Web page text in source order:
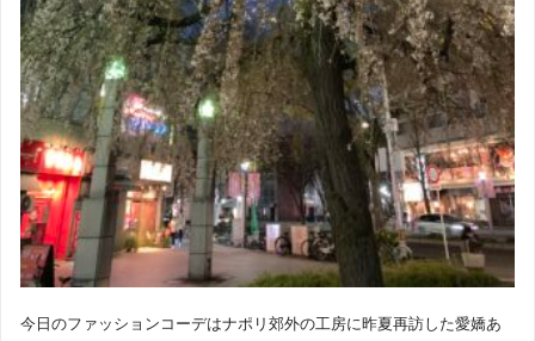
今日のファッションコーデはナポリ郊外の工房に昨夏再訪した愛嬌あ